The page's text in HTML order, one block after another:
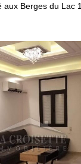
aux Berges du Lac 1